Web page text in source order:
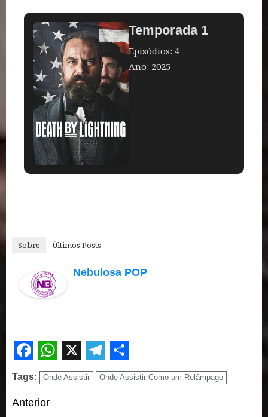
Temporada 1
Episódios: 4
Ano: 2025
Sobre Últimos Posts
Nebulosa POP
Facebook
WhatsApp
X Telegram
Share
Tags: Onde Assistir Onde Assistir Como um Relâmpago
Continue
Anterior